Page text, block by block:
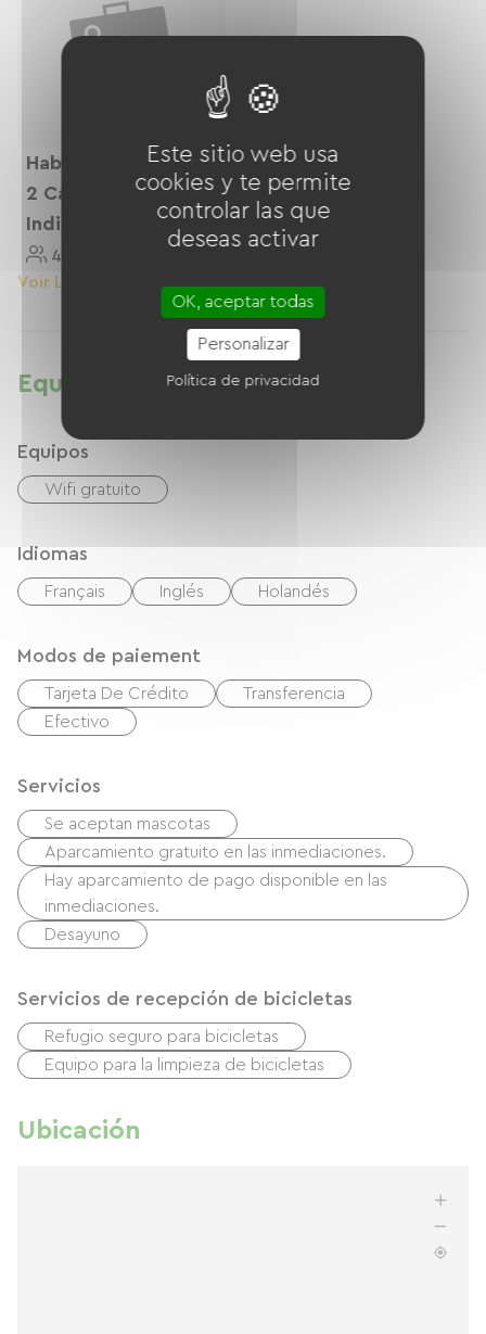
Habitación Familiar:
2 Camas
Individuales + Litera
4 Personnes
Voir Le Logement
Equipamientos
Equipos
Wifi gratuito
Idiomas
Français Inglés Holandés
Modos de paiement
Tarjeta De Crédito
Transferencia
Efectivo
Servicios
Se aceptan mascotas
Aparcamiento gratuito en las inmediaciones.
Hay aparcamiento de pago disponible en las
inmediaciones.
Desayuno
Servicios de recepción de bicicletas
Refugio seguro para bicicletas
Equipo para la limpieza de bicicletas
Ubicación
Este sitio web usa
cookies y te permite
controlar las que
deseas activar
OK, aceptar todas
Personalizar
Política de privacidad